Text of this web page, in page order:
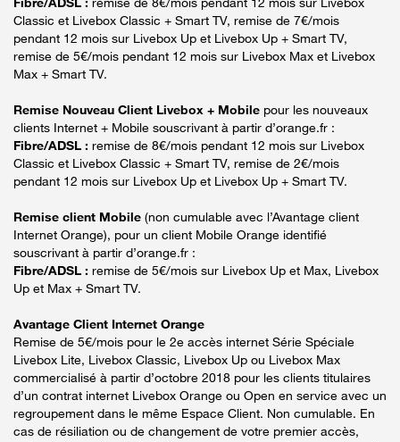
Classic et Livebox Classic + Smart TV, remise de 7€/mois
pendant 12 mois sur Livebox Up et Livebox Up + Smart TV,
remise de 5€/mois pendant 12 mois sur Livebox Max et Livebox
Max + Smart TV.
Remise Nouveau Client Livebox + Mobile pour les nouveaux
clients Internet + Mobile souscrivant à partir d’orange.fr :
Fibre/ADSL : remise de 8€/mois pendant 12 mois sur Livebox
Classic et Livebox Classic + Smart TV, remise de 2€/mois
pendant 12 mois sur Livebox Up et Livebox Up + Smart TV.
Remise client Mobile (non cumulable avec l’Avantage client
Internet Orange), pour un client Mobile Orange identifié
souscrivant à partir d’orange.fr :
Fibre/ADSL : remise de 5€/mois sur Livebox Up et Max, Livebox
Up et Max + Smart TV.
Avantage Client Internet Orange
Remise de 5€/mois pour le 2e accès internet Série Spéciale
Livebox Lite, Livebox Classic, Livebox Up ou Livebox Max
commercialisé à partir d’octobre 2018 pour les clients titulaires
d’un contrat internet Livebox Orange ou Open en service avec un
regroupement dans le même Espace Client. Non cumulable. En
cas de résiliation ou de changement de votre premier accès,